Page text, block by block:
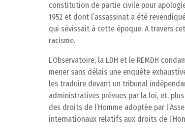
constitution de partie civile pour
1952 et dont l’assassinat a été
qui sévissait à cette époque. A travers
racisme.
L’Observatoire, la LDH et le REMDH
mener sans délais une enquête
les traduire devant un tribunal
administratives prévues par la loi, et,
des droits de l’Homme adoptée par
internationaux relatifs aux droits de